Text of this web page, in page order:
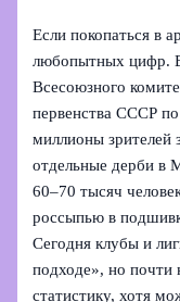
Если покопаться в
любопытных цифр.
Всесоюзного
первенства СССР
миллионы зрителей
отдельные дерби в
60–70 тысяч
россыпью в
Сегодня клубы и
подходе», но почти
статистику, хотя